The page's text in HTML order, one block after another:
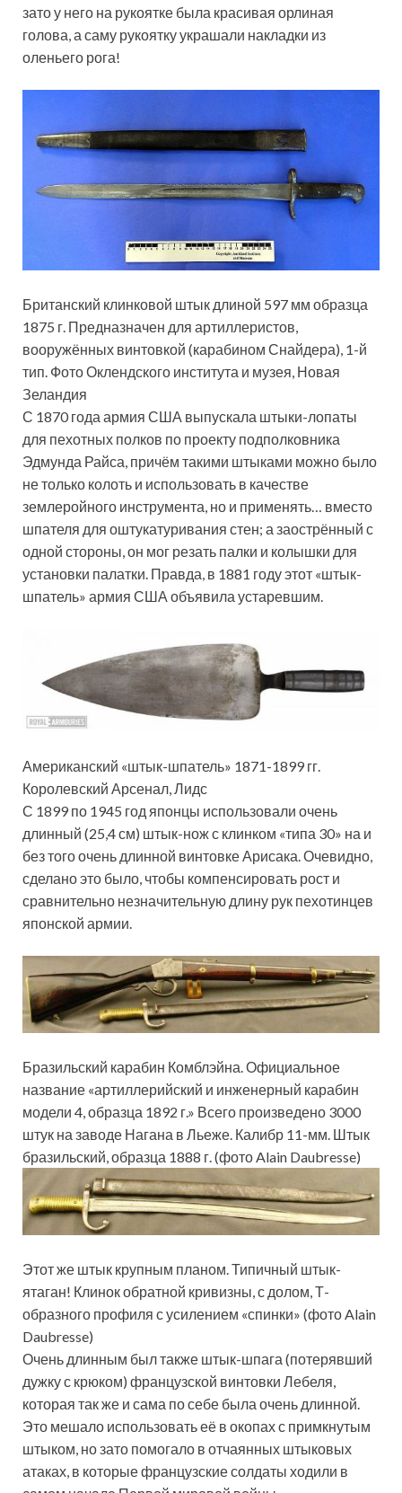
зато у него на рукоятке была красивая орлиная
голова, а саму рукоятку украшали накладки из
оленьего рога!
Британский клинковой штык длиной 597 мм образца
1875 г. Предназначен для артиллеристов,
вооружённых винтовкой (карабином Снайдера), 1-й
тип. Фото Оклендского института и музея, Новая
Зеландия
С 1870 года армия США выпускала штыки-лопаты
для пехотных полков по проекту подполковника
Эдмунда Райса, причём такими штыками можно было
не только колоть и использовать в качестве
землеройного инструмента, но и применять… вместо
шпателя для оштукатуривания стен; а заострённый с
одной стороны, он мог резать палки и колышки для
установки палатки. Правда, в 1881 году этот «штык-
шпатель» армия США объявила устаревшим.
Американский «штык-шпатель» 1871-1899 гг.
Королевский Арсенал, Лидс
С 1899 по 1945 год японцы использовали очень
длинный (25,4 см) штык-нож с клинком «типа 30» на и
без того очень длинной винтовке Арисака. Очевидно,
сделано это было, чтобы компенсировать рост и
сравнительно незначительную длину рук пехотинцев
японской армии.
Бразильский карабин Комблэйна. Официальное
название «артиллерийский и инженерный карабин
модели 4, образца 1892 г.» Всего произведено 3000
штук на заводе Нагана в Льеже. Калибр 11-мм. Штык
бразильский, образца 1888 г. (фото Alain Daubresse)
Этот же штык крупным планом. Типичный штык-
ятаган! Клинок обратной кривизны, с долом, Т-
образного профиля с усилением «спинки» (фото Alain
Daubresse)
Очень длинным был также штык-шпага (потерявший
дужку с крюком) французской винтовки Лебеля,
которая так же и сама по себе была очень длинной.
Это мешало использовать её в окопах с примкнутым
штыком, но зато помогало в отчаянных штыковых
атаках, в которые французские солдаты ходили в